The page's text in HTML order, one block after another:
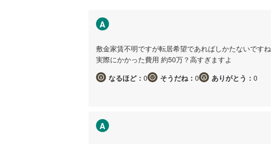
A
敷金家賃不明ですが転居希望であればしかたないですね
実際にかかった費用 約50万？高すぎますよ
なるほど： 0 そうだね： 0 ありがとう： 0
A